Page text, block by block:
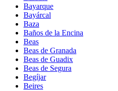
Bayarque
Bayárcal
Baza
Baños de la Encina
Beas
Beas de Granada
Beas de Guadix
Beas de Segura
Begíjar
Beires